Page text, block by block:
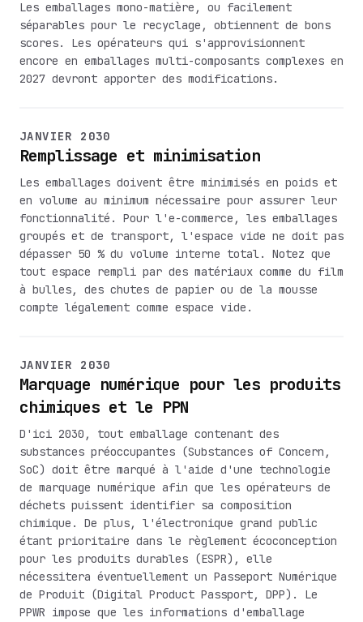
Les emballages mono-matière, ou facilement
séparables pour le recyclage, obtiennent de bons
scores. Les opérateurs qui s'approvisionnent
encore en emballages multi-composants complexes en
2027 devront apporter des modifications.
JANVIER 2030
Remplissage et minimisation
Les emballages doivent être minimisés en poids et
en volume au minimum nécessaire pour assurer leur
fonctionnalité. Pour l'e-commerce, les emballages
groupés et de transport, l'espace vide ne doit pas
dépasser 50 % du volume interne total. Notez que
tout espace rempli par des matériaux comme du film
à bulles, des chutes de papier ou de la mousse
compte légalement comme espace vide.
JANVIER 2030
Marquage numérique pour les produits
chimiques et le PPN
D'ici 2030, tout emballage contenant des
substances préoccupantes (Substances of Concern,
SoC) doit être marqué à l'aide d'une technologie
de marquage numérique afin que les opérateurs de
déchets puissent identifier sa composition
chimique. De plus, l'électronique grand public
étant prioritaire dans le règlement écoconception
pour les produits durables (ESPR), elle
nécessitera éventuellement un Passeport Numérique
de Produit (Digital Product Passport, DPP). Le
PPWR impose que les informations d'emballage